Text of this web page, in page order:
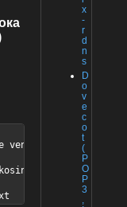
x
-
r
d
n
s
D
o
v
e
c
o
t
(
P
O
P
3
,
venv/bin/activate
ComfyUI-